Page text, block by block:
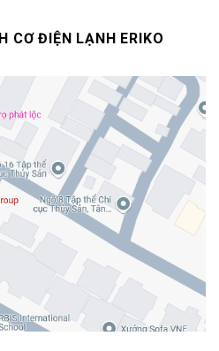
CƠ ĐIỆN LẠNH ERIKO